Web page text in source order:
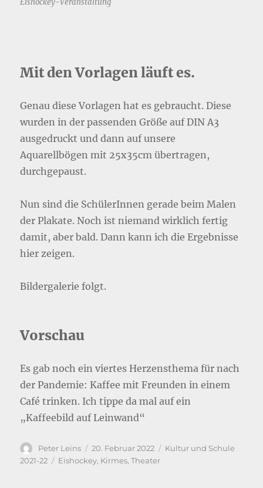
Eishockey-Veranstaltung
Mit den Vorlagen läuft es.
Genau diese Vorlagen hat es gebraucht. Diese
wurden in der passenden Größe auf DIN A3
ausgedruckt und dann auf unsere
Aquarellbögen mit 25x35cm übertragen,
durchgepaust.
Nun sind die SchülerInnen gerade beim Malen
der Plakate. Noch ist niemand wirklich fertig
damit, aber bald. Dann kann ich die Ergebnisse
hier zeigen.
Bildergalerie folgt.
Vorschau
Es gab noch ein viertes Herzensthema für nach
der Pandemie: Kaffee mit Freunden in einem
Café trinken. Ich tippe da mal auf ein
„Kaffeebild auf Leinwand“
Autor
Peter Leins
Veröffentlicht
am
20. Februar 2022 Kategorien
Kultur und Schule
2021-22
Schlagwörter
Eishockey, Kirmes,Theater